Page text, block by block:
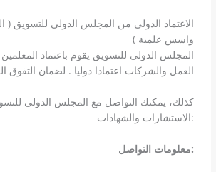
الاعتماد الدولى من المجلس الدولى للتسويق (
واسس علمية )
المجلس الدولى للتسويق يقوم باعتماد
العمل والشركات اعتمادا دوليا . لضمان التفوق
كذلك، يمكنك التواصل مع المجلس الدولى
الاستشارات والشهادات:
معلومات التواصل: